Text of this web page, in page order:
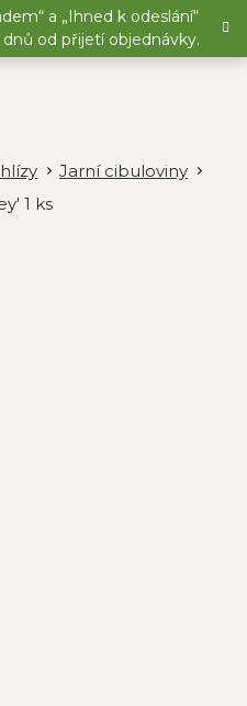
a „Ihned k odeslání“
od přijetí objednávky.
Jarní cibuloviny
1 ks